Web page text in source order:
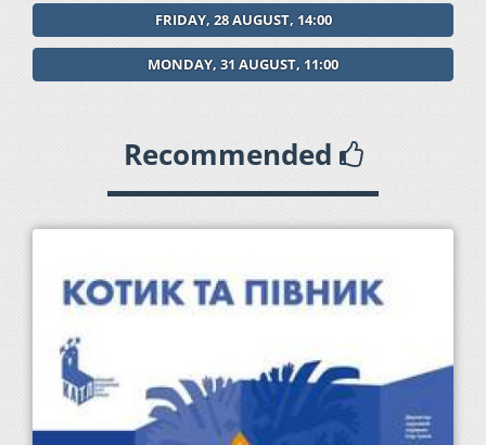
FRIDAY, 28 AUGUST, 14:00
MONDAY, 31 AUGUST, 11:00
Recommended